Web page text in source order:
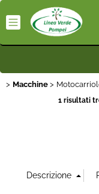
Categoria: HOME>
Macchine
1 risultati